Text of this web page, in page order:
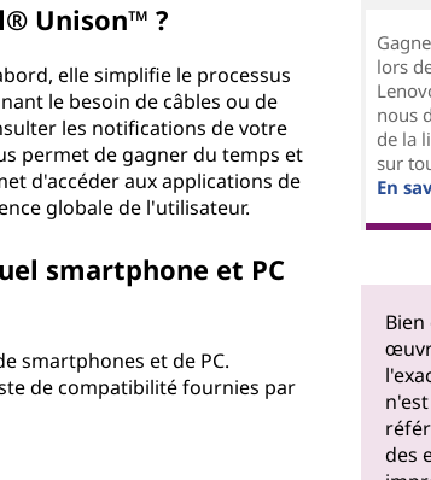
Unison™ ?
elle simplifie le processus
le besoin de câbles ou de
les notifications de votre
permet de gagner du temps et
d'accéder aux applications de
globale de l'utilisateur.
smartphone et PC
smartphones et de PC.
de compatibilité fournies par
lors
nous
de la
sur
En
des